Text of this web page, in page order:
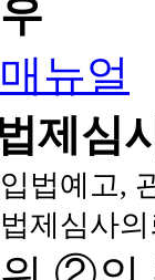
우
매뉴얼
제심
입법예고,
법제심사